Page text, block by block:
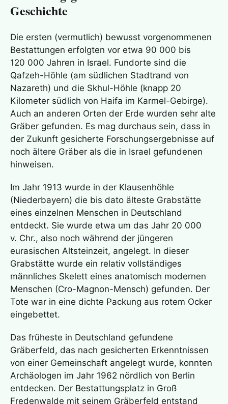
Das Loslösungsszenario – ist es plausibel?
Das Evakuierungsszenario – ist es plausibel?
Das Erlöschungsszenario – ist es plausibel?
Was sind Nahtoderfahrungen? Wie werden sie
erlebt?
Taktile Kommunikation – was verbirgt sich
dahinter?
Olfaktorische Kommunikation – was verbirgt
sich dahinter?
Geschichte
Die ersten (vermutlich) bewusst vorgenommenen
Bestattungen erfolgten vor etwa 90 000 bis
120 000 Jahren in Israel. Fundorte sind die
Qafzeh-Höhle (am südlichen Stadtrand von
Nazareth) und die Skhul-Höhle (knapp 20
Kilometer südlich von Haifa im Karmel-Gebirge).
Auch an anderen Orten der Erde wurden sehr alte
Gräber gefunden. Es mag durchaus sein, dass in
der Zukunft gesicherte Forschungsergebnisse auf
noch ältere Gräber als die in Israel gefundenen
hinweisen.
Im Jahr 1913 wurde in der Klausenhöhle
(Niederbayern) die bis dato älteste Grabstätte
eines einzelnen Menschen in Deutschland
entdeckt. Sie wurde etwa um das Jahr 20 000
v. Chr., also noch während der jüngeren
eurasischen Altsteinzeit, angelegt. In dieser
Grabstätte wurde ein relativ vollständiges
männliches Skelett eines anatomisch modernen
Menschen (Cro-Magnon-Mensch) gefunden. Der
Tote war in eine dichte Packung aus rotem Ocker
eingebettet.
Das früheste in Deutschland gefundene
Gräberfeld, das nach gesicherten Erkenntnissen
von einer Gemeinschaft angelegt wurde, konnten
Archäologen im Jahr 1962 nördlich von Berlin
entdecken. Der Bestattungsplatz in Groß
Fredenwalde mit seinem Gräberfeld entstand